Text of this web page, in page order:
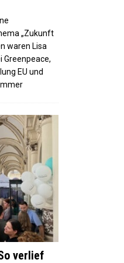
„Zukunft
waren Lisa
Greenpeace,
EU und
verlief